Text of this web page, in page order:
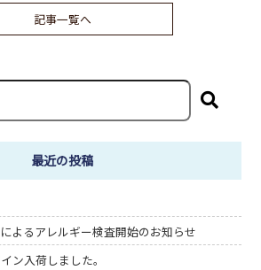
記事一覧へ
最近の投稿
よるアレルギー検査開始のお知らせ
ン入荷しました。